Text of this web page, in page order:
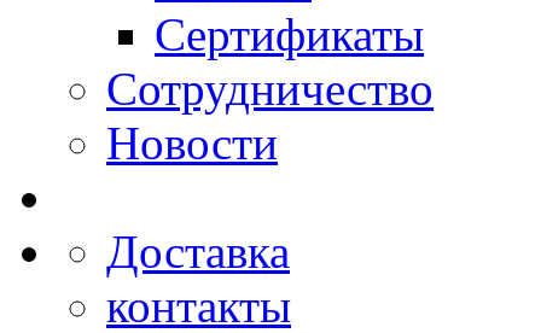
Сертификаты
Сотрудничество
Новости
Доставка
контакты